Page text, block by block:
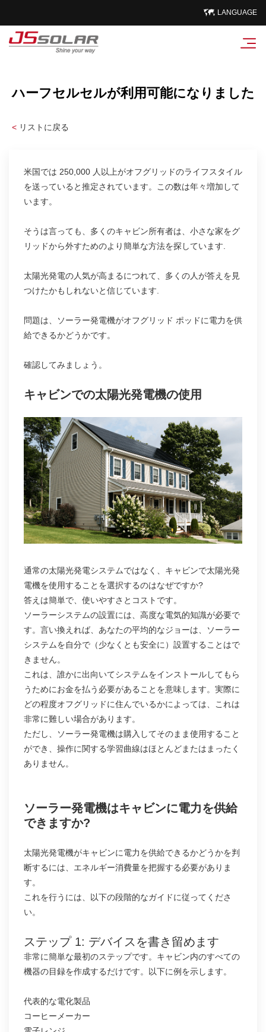
LANGUAGE
ハーフセルセルが利用可能になりました
< リストに戻る
米国では 250,000 人以上がオフグリッドのライフスタイル
を送っていると推定されています。この数は年々増加して
います。
そうは言っても、多くのキャビン所有者は、小さな家をグ
リッドから外すためのより簡単な方法を探しています.
太陽光発電の人気が高まるにつれて、多くの人が答えを見
つけたかもしれないと信じています.
問題は、ソーラー発電機がオフグリッド ポッドに電力を供
給できるかどうかです。
確認してみましょう。
キャビンでの太陽光発電機の使用
通常の太陽光発電システムではなく、キャビンで太陽光発
電機を使用することを選択するのはなぜですか?
答えは簡単で、使いやすさとコストです。
ソーラーシステムの設置には、高度な電気的知識が必要で
す。言い換えれば、あなたの平均的なジョーは、ソーラー
システムを自分で（少なくとも安全に）設置することはで
きません。
これは、誰かに出向いてシステムをインストールしてもら
うためにお金を払う必要があることを意味します。実際に
どの程度オフグリッドに住んでいるかによっては、これは
非常に難しい場合があります。
ただし、ソーラー発電機は購入してそのまま使用すること
ができ、操作に関する学習曲線はほとんどまたはまったく
ありません。
ソーラー発電機はキャビンに電力を供給
できますか?
太陽光発電機がキャビンに電力を供給できるかどうかを判
断するには、エネルギー消費量を把握する必要がありま
す。
これを行うには、以下の段階的なガイドに従ってくださ
い。
ステップ 1: デバイスを書き留めます
非常に簡単な最初のステップです。キャビン内のすべての
機器の目録を作成するだけです。以下に例を示します。
代表的な電化製品
コーヒーメーカー